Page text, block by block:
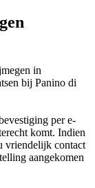
in
bij Panino di
per e-
komt. Indien
vriendelijk contact
aangekomen